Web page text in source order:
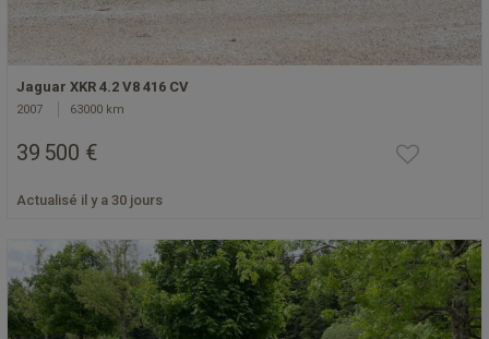
Jaguar XKR 4.2 V8 416 CV
2007 63000 km
39 500 €
Actualisé il y a 30 jours